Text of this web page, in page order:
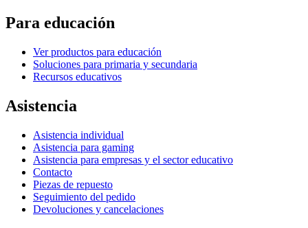
Para educación
Ver productos para educación
Soluciones para primaria y secundaria
Recursos educativos
Asistencia
Asistencia individual
Asistencia para gaming
Asistencia para empresas y el sector educativo
Contacto
Piezas de repuesto
Seguimiento del pedido
Devoluciones y cancelaciones